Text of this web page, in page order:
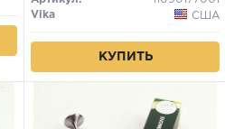
Vika
США
КУПИТЬ